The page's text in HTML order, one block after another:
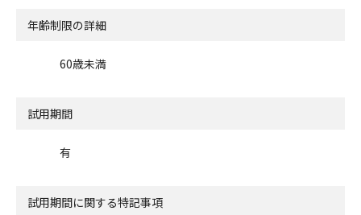
年齢制限の詳細
60歳未満
試用期間
有
試用期間に関する特記事項